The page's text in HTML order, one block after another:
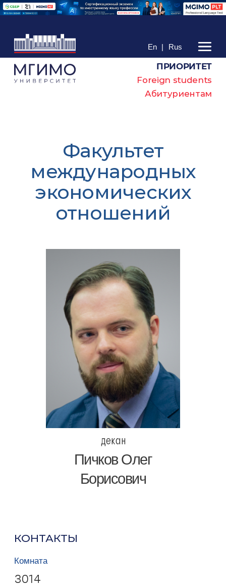
En | Rus
ПРИОРИТЕТ
Foreign students
Абитуриентам
Факультет
международных
экономических
отношений
декан
Пичков Олег
Борисович
КОНТАКТЫ
Комната
3014